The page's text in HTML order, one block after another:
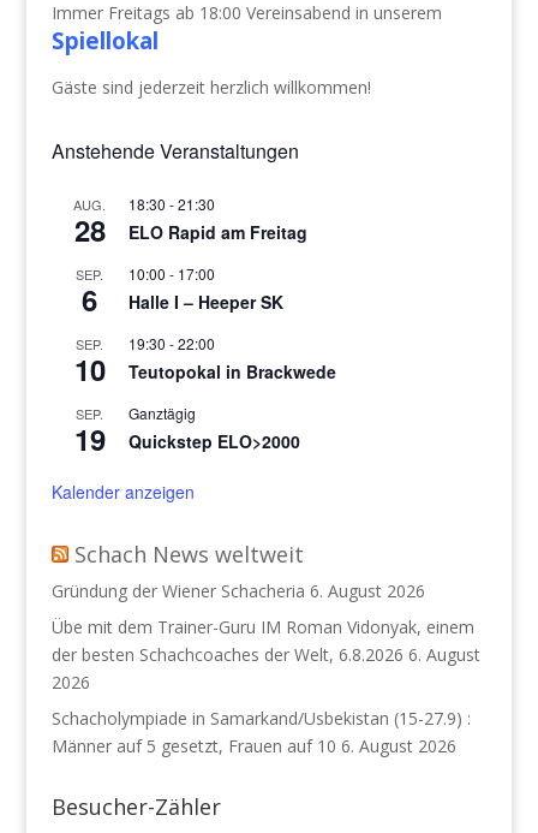
Immer Freitags ab 18:00 Vereinsabend in unserem
Spiellokal
Gäste sind jederzeit herzlich willkommen!
Anstehende Veranstaltungen
AUG.
28
18:30 -21:30
ELO Rapid am Freitag
SEP.
6
10:00 - 17:00
Halle I – Heeper SK
SEP.
10
19:30 -22:00
Teutopokal in Brackwede
SEP.
19
Ganztägig
Quickstep ELO>2000
Kalender anzeigen
Schach News weltweit
Gründung der Wiener Schacheria 6. August 2026
Übe mit dem Trainer-Guru IM Roman Vidonyak, einem
der besten Schachcoaches der Welt, 6.8.2026 6. August
2026
Schacholympiade in Samarkand/Usbekistan (15-27.9) :
Männer auf 5 gesetzt, Frauen auf 10 6. August 2026
Besucher-Zähler